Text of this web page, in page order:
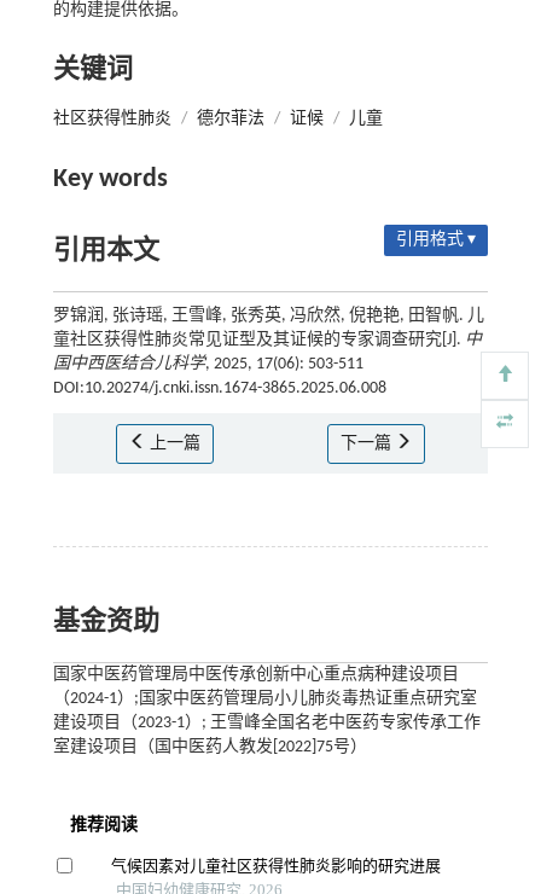
的构建提供依据。
关键词
社区获得性肺炎 / 德尔菲法 / 证候 / 儿童
Key words
引用本文 引用格式 ▾
罗锦润, 张诗瑶, 王雪峰, 张秀英, 冯欣然, 倪艳艳, 田智帆. 儿
童社区获得性肺炎常见证型及其证候的专家调查研究[J]. 中
国中西医结合儿科学, 2025, 17(06): 503-511
DOI:10.20274/j.cnki.issn.1674-3865.2025.06.008
上一篇 下一篇
基金资助
国家中医药管理局中医传承创新中心重点病种建设项目
（2024-1）;国家中医药管理局小儿肺炎毒热证重点研究室
建设项目（2023-1）; 王雪峰全国名老中医药专家传承工作
室建设项目（国中医药人教发[2022]75号）